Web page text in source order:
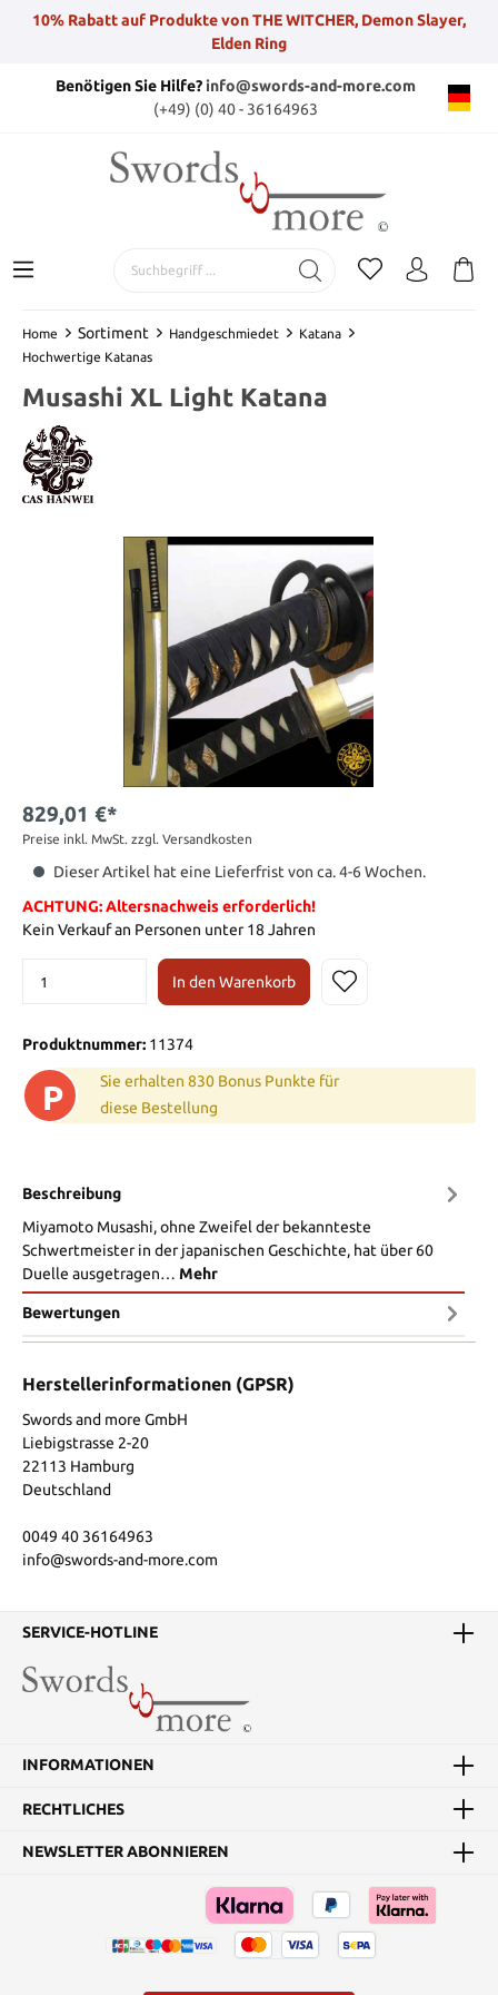
10% Rabatt auf Produkte von THE WITCHER, Demon Slayer,
Elden Ring
Benötigen Sie Hilfe?info@swords-and-more.com
(+49) (0) 40 - 36164963
Home Sortiment Handgeschmiedet
Katana
Hochwertige Katanas
Musashi XL Light Katana
829,01 €*
Preise inkl. MwSt. zzgl. Versandkosten
Dieser Artikel hat eine Lieferfrist von ca. 4-6 Wochen.
ACHTUNG: Altersnachweis erforderlich!
Kein Verkauf an Personen unter 18 Jahren
In den Warenkorb
Produktnummer: 11374
P
Sie erhalten 830 Bonus Punkte für
diese Bestellung
Beschreibung
Miyamoto Musashi, ohne Zweifel der bekannteste
Schwertmeister in der japanischen Geschichte, hat über 60
Duelle ausgetragen… Mehr
Bewertungen
Herstellerinformationen (GPSR)
Swords and more GmbH
Liebigstrasse 2-20
22113 Hamburg
Deutschland
0049 40 36164963
info@swords-and-more.com
SERVICE-HOTLINE
INFORMATIONEN
RECHTLICHES
NEWSLETTER ABONNIEREN